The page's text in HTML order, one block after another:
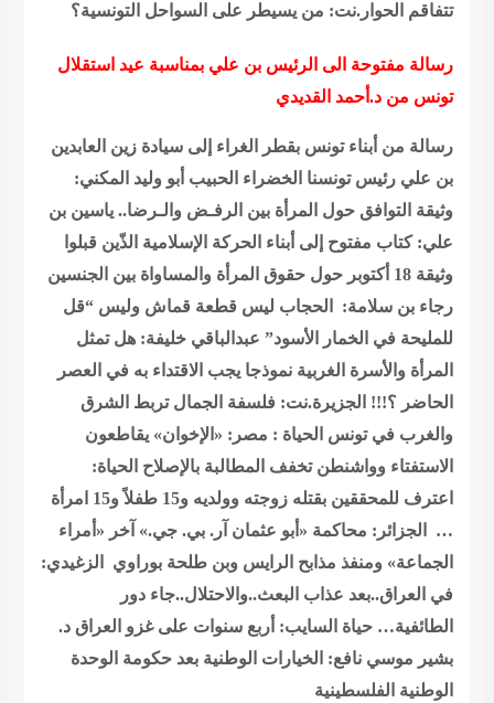
تتفاقم الحوار.نت: من يسيطر على السواحل التونسية؟
رسالة مفتوحة الى الرئيس بن علي بمناسبة عيد استقلال
تونس من د.أحمد القديدي
رسالة من أبناء تونس بقطر الغراء إلى سيادة زين العابدين
بن علي رئيس تونسنا الخضراء الحبيب أبو وليد المكني:
وثيقة التوافق حول المرأة بين الرفـض والـرضا.. ياسين بن
علي: كتاب مفتوح إلى أبناء الحركة الإسلامية الذّين قبلوا
وثيقة 18 أكتوبر حول حقوق المرأة والمساواة بين الجنسين
رجاء بن سلامة: الحجاب ليس قطعة قماش وليس “قل
للمليحة في الخمار الأسود” عبدالباقي خليفة: هل تمثل
المرأة والأسرة الغربية نموذجا يجب الاقتداء به في العصر
الحاضر ؟!!! الجزيرة.نت: فلسفة الجمال تربط الشرق
والغرب في تونس الحياة : مصر: «الإخوان» يقاطعون
الاستفتاء وواشنطن تخفف المطالبة بالإصلاح الحياة:
اعترف للمحققين بقتله زوجته وولديه و15 طفلاً و15 امرأة
… الجزائر: محاكمة «أبو عثمان آر. بي. جي.» آخر «أمراء
الجماعة» ومنفذ مذابح الرايس وبن طلحة بوراوي الزغيدي:
في العراق..بعد عذاب البعث..والاحتلال..جاء دور
الطائفية… حياة السايب: أربع سنوات على غزو العراق د.
بشير موسي نافع: الخيارات الوطنية بعد حكومة الوحدة
الوطنية الفلسطينية